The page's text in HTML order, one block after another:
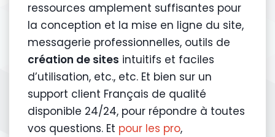
ressources amplement suffisantes pour
la conception et la mise en ligne du site,
messagerie professionnelles, outils de
création de sites intuitifs et faciles
d’utilisation, etc., etc. Et bien sur un
support client Français de qualité
disponible 24/24, pour répondre à toutes
vos questions. Et pour les pro,